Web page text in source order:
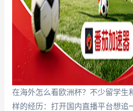
在海外怎么看欧洲杯？不少留学生
样的经历：打开国内直播平台想追